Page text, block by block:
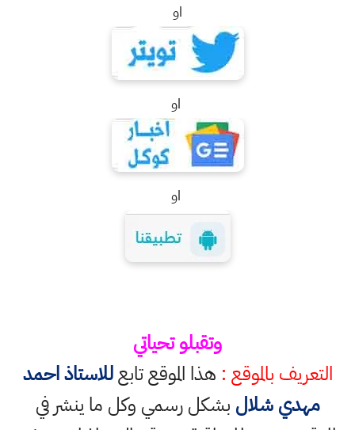
او
او
او
وتقبلو تحياتي
التعريف بالموقع : هذا الموقع تابعللاستاذ احمد
مهدي شلال بشكل رسمي وكل ما ينشر في